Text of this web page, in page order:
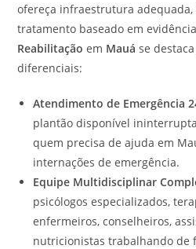
ofereça infraestrutura adequada,
tratamento baseado em
Reabilitação em Mauá se
diferenciais:
Atendimento de Emergência
plantão disponível
quem precisa de ajuda em
internações de emergência.
Equipe Multidisciplinar
psicólogos especializados,
enfermeiros, conselheiros,
nutricionistas trabalhando de